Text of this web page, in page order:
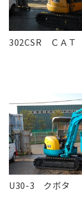
302CSR ＣＡＴ
U30-3 クボタ